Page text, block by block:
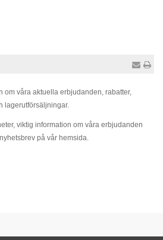
om våra aktuella erbjudanden, rabatter,
lagerutförsäljningar.
viktig information om våra erbjudanden
på vår hemsida.